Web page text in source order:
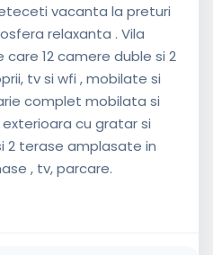
vacanta la preturi
relaxanta . Vila
12 camere duble si 2
tv si wfi , mobilate si
complet mobilata si
cu gratar si
2 terase amplasate in
, tv, parcare.